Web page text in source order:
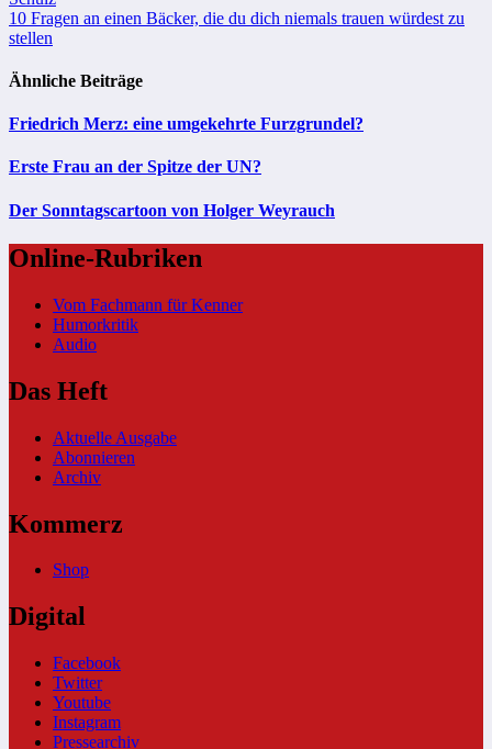
10 Fragen an einen Bäcker, die du dich niemals trauen würdest zu
stellen
Ähnliche Beiträge
Friedrich Merz: eine umgekehrte Furzgrundel?
Erste Frau an der Spitze der UN?
Der Sonntagscartoon von Holger Weyrauch
Online-Rubriken
Vom Fachmann für Kenner
Humorkritik
Audio
Das Heft
Aktuelle Ausgabe
Abonnieren
Archiv
Kommerz
Shop
Digital
Facebook
Twitter
Youtube
Instagram
Pressearchiv